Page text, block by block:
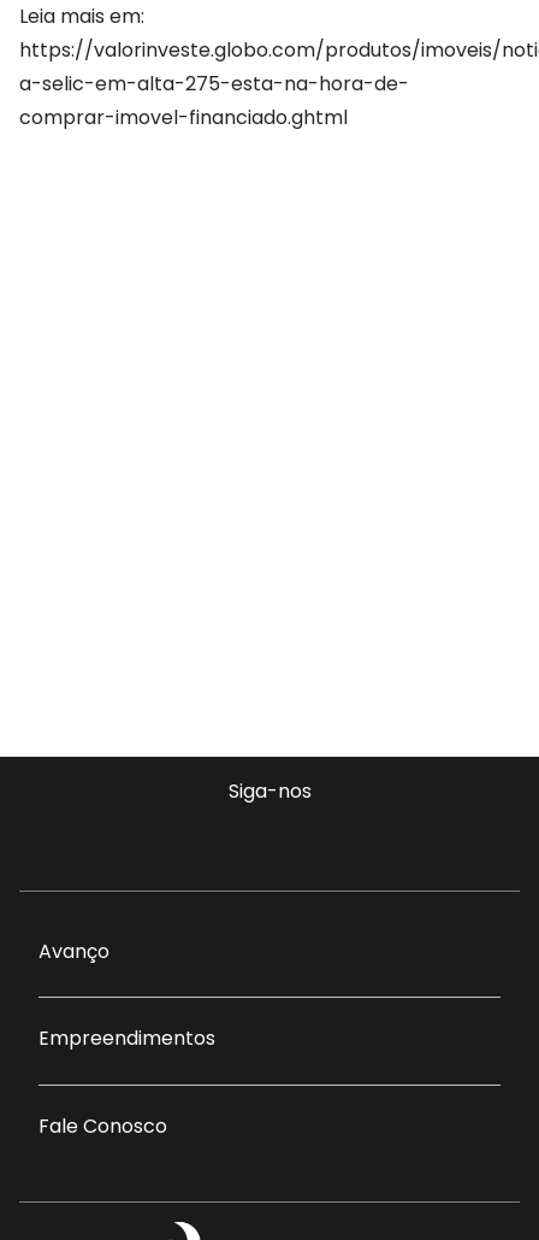
Leia mais em:
https://valorinveste.globo.com/produtos/imoveis/
a-selic-em-alta-275-esta-na-hora-de-
comprar-imovel-financiado.ghtml
Siga-nos
Avanço
Empreendimentos
Fale Conosco